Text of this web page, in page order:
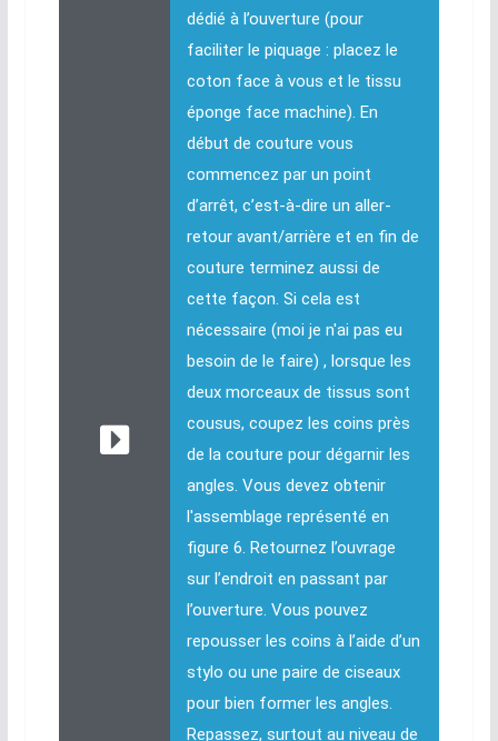
dédié à l’ouverture (pour
faciliter le piquage : placez le
coton face à vous et le tissu
éponge face machine). En
début de couture vous
commencez par un point
d’arrêt, c’est-à-dire un aller-
retour avant/arrière et en fin de
couture terminez aussi de
cette façon. Si cela est
nécessaire (moi je n'ai pas eu
besoin de le faire) , lorsque les
deux morceaux de tissus sont
cousus, coupez les coins près
de la couture pour dégarnir les
angles. Vous devez obtenir
l'assemblage représenté en
figure 6. Retournez l’ouvrage
sur l’endroit en passant par
l’ouverture. Vous pouvez
repousser les coins à l’aide d’un
stylo ou une paire de ciseaux
pour bien former les angles.
Repassez, surtout au niveau de